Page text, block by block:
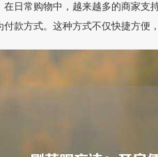
日常购物中，越来越多的商家
款方式。这种方式不仅快捷方便